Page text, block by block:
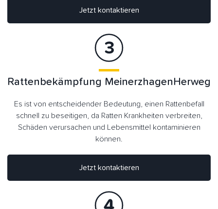
Jetzt kontaktieren
Rattenbekämpfung MeinerzhagenHerweg
Es ist von entscheidender Bedeutung, einen Rattenbefall
schnell zu beseitigen, da Ratten Krankheiten verbreiten,
Schäden verursachen und Lebensmittel kontaminieren
können.
Jetzt kontaktieren